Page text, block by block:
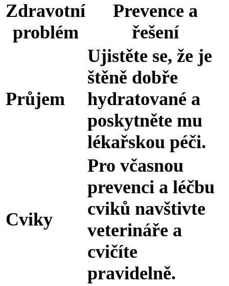
Zdravotní
problém
Prevence a
řešení
Průjem
Ujistěte se, že je
štěně dobře
hydratované a
poskytněte mu
lékařskou péči.
Cviky
Pro včasnou
prevenci a léčbu
cviků navštivte
veterináře a
cvičíte
pravidelně.